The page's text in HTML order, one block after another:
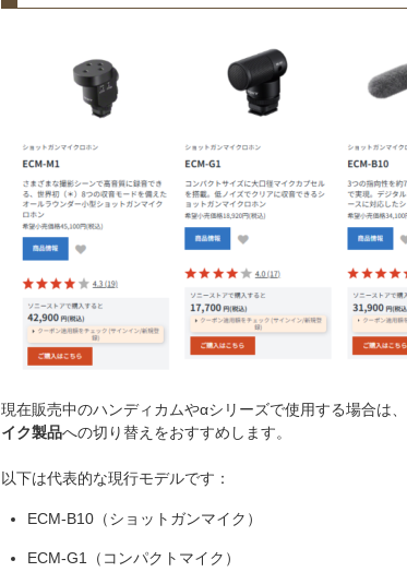
現在販売中のハンディカムやαシリーズで使用する場合は、
イク製品への切り替えをおすすめします。
以下は代表的な現行モデルです：
ECM-B10（ショットガンマイク）
ECM-G1（コンパクトマイク）